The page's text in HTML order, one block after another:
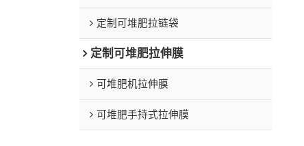
定制可堆肥拉链袋
定制可堆肥拉伸膜
可堆肥机拉伸膜
可堆肥手持式拉伸膜